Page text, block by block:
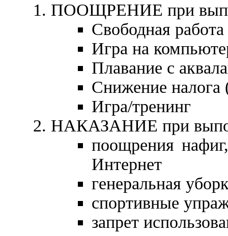
ПООЩРЕНИЕ при
Свободная
Игра на
Плавание с
Снижение налога
Игра/тренинг
НАКАЗАНИЕ при
поощрения
Интернет
генеральная
спортивные
запрет